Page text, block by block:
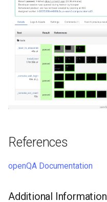
References
openQA Documentation
Additional Information